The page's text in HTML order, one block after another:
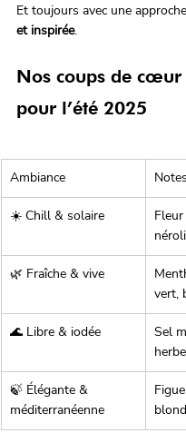
Et toujours avec une approche
et inspirée.
Nos coups de
pour l’été 2025
Ambiance Notes
☀️ Chill & solaire
Fleur
🌿 Fraîche & vive
vert,
🌊 Libre & iodée
Sel
🍃 Élégante &
méditerranéenne